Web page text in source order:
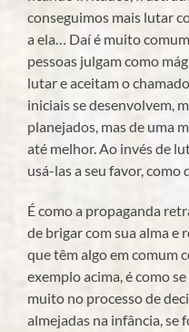
conseguimos mais lutar
a ela… Daí é muito
pessoas julgam como
lutar e aceitam o
iniciais se desenvolvem,
planejados, mas de uma
até melhor. Ao invés de
usá-las a seu favor, como
É como a propaganda
de brigar com sua alma e
que têm algo em comum
exemplo acima, é como
muito no processo de
almejadas na infância, se